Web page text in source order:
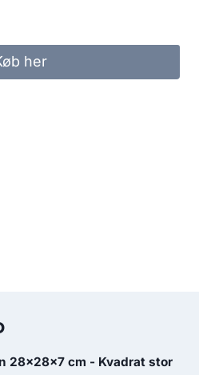
her
28x28x7 cm - Kvadrat stor